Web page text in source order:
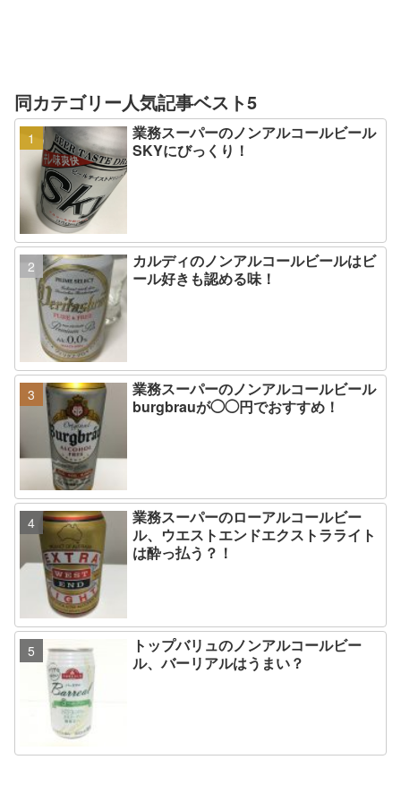
同カテゴリー人気記事ベスト5
業務スーパーのノンアルコールビール
SKYにびっくり！
カルディのノンアルコールビールはビ
ール好きも認める味！
業務スーパーのノンアルコールビール
burgbrauが◯◯円でおすすめ！
業務スーパーのローアルコールビー
ル、ウエストエンドエクストラライト
は酔っ払う？！
トップバリュのノンアルコールビー
ル、バーリアルはうまい？